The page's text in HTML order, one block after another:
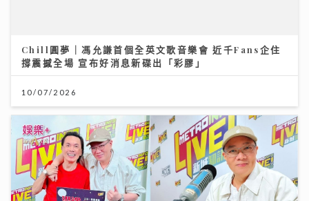
Chill圓夢｜馮允謙首個全英文歌音樂會 近千Fans企住
撐震撼全場 宣布好消息新碟出「彩膠」
10/07/2026